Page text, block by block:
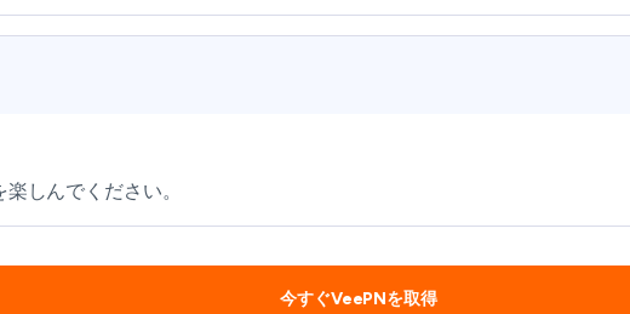
しんでください。
今すぐVeePNを取得